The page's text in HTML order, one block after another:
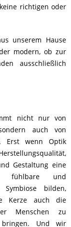
richtigen oder
unserem Hause
modern, ob zur
ausschließlich
nicht nur von
auch von
Erst wenn Optik
Gestaltung eine
fühlbare und
Symbiose bilden,
Kerze auch die
Menschen zu
bringen. Und wir